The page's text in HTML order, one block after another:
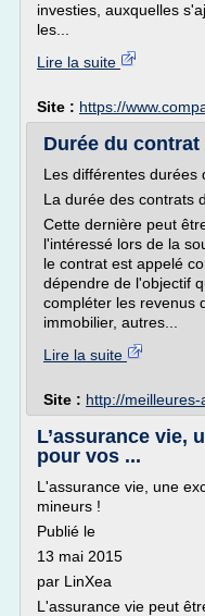
investies, auxquelles
les...
Lire la suite
Site : https://
Durée du
Les différentes durées
La durée des contrats
Cette dernière peut
l'intéressé lors de la
le contrat est appelé
dépendre de l'objectif
compléter les revenus
immobilier, autres...
Lire la suite
Site : http://
L’assurance vie,
pour vos ...
L'assurance vie, une
mineurs !
Publié le
13 mai 2015
par LinXea
L'assurance vie peut